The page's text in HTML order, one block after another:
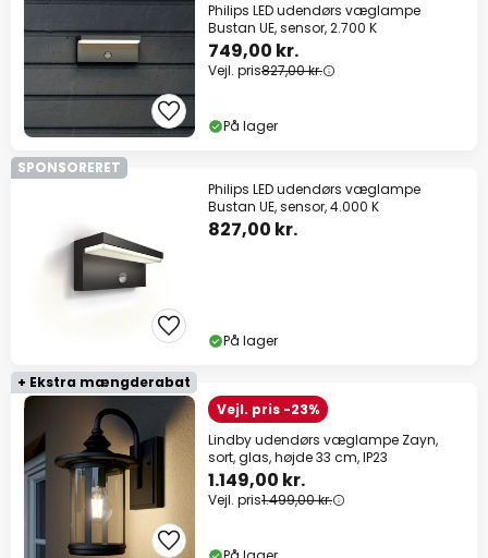
Philips LED udendørs væglampe
Bustan UE, sensor, 2.700 K
749,00 kr.
Vejl. pris827,00 kr.
På lager
SPONSORERET
Philips LED udendørs væglampe
Bustan UE, sensor, 4.000 K
827,00 kr.
På lager
+ Ekstra mængderabat
Vejl. pris -23%
Lindby udendørs væglampe Zayn,
sort, glas, højde 33 cm, IP23
1.149,00 kr.
Vejl. pris1.499,00 kr.